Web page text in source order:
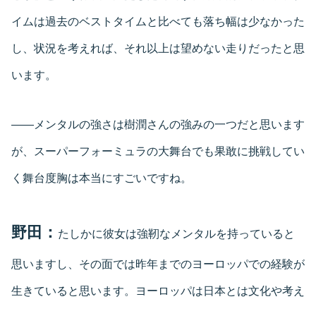
イムは過去のベストタイムと比べても落ち幅は少なかった
し、状況を考えれば、それ以上は望めない走りだったと思
います。
――メンタルの強さは樹潤さんの強みの一つだと思います
が、スーパーフォーミュラの大舞台でも果敢に挑戦してい
く舞台度胸は本当にすごいですね。
野田： たしかに彼女は強靭なメンタルを持っていると
思いますし、その面では昨年までのヨーロッパでの経験が
生きていると思います。ヨーロッパは日本とは文化や考え